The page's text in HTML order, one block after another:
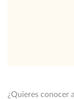
¿Quieres conocer